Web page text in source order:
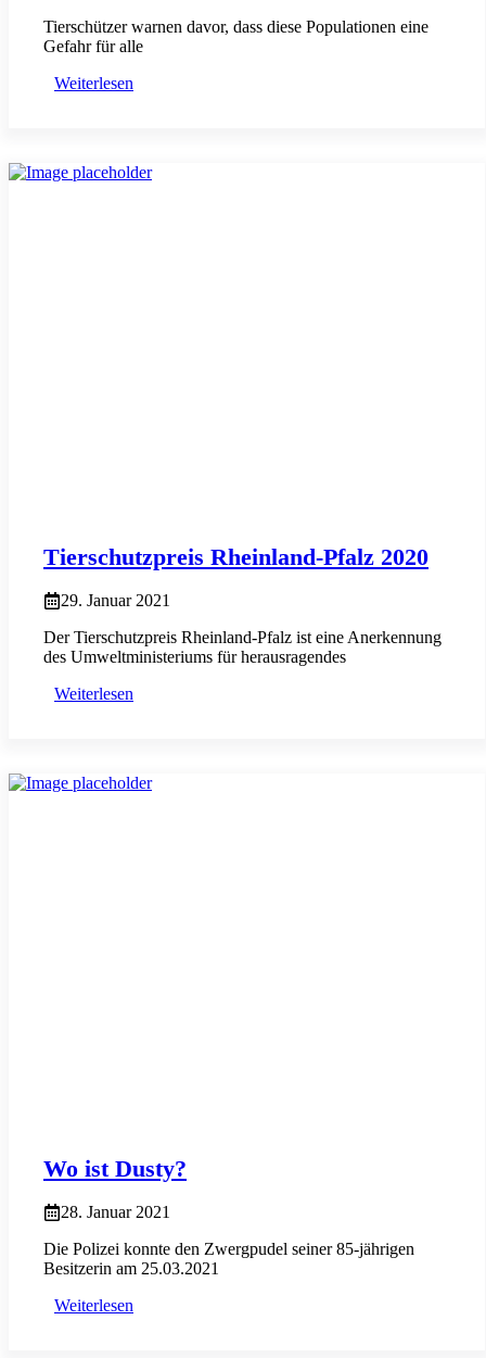
Tierschützer warnen davor, dass diese Populationen eine
Gefahr für alle
Weiterlesen
Tierschutzpreis Rheinland-Pfalz 2020
29. Januar 2021
Der Tierschutzpreis Rheinland-Pfalz ist eine Anerkennung
des Umweltministeriums für herausragendes
Weiterlesen
Wo ist Dusty?
28. Januar 2021
Die Polizei konnte den Zwergpudel seiner 85-jährigen
Besitzerin am 25.03.2021
Weiterlesen